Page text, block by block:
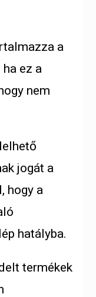
a
ez a
nem
jogát a
hogy a
hatályba.
termékek